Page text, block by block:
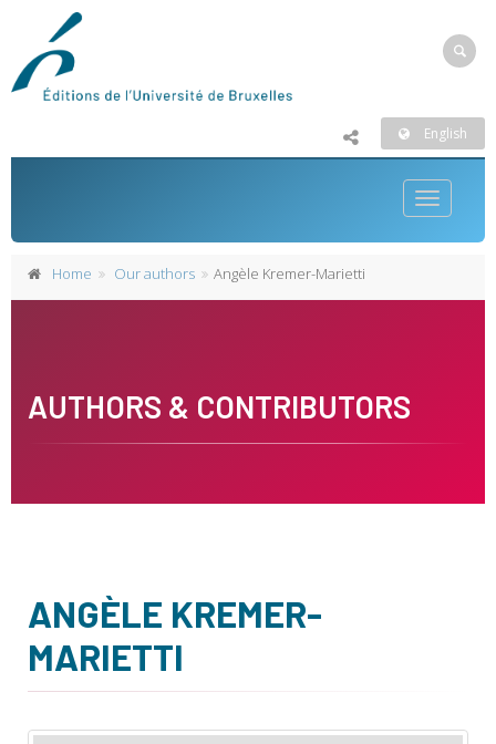
English
Toggle
Home Our authors Angèle Kremer-Marietti
AUTHORS & CONTRIBUTORS
ANGÈLE KREMER-
MARIETTI